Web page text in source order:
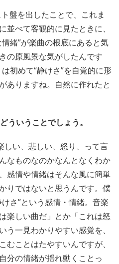
盤を出したことで、これま
並べて客観的に見たときに、
緒”が楽曲の根底にあると気
の原風景な気がしたんです
初めて“静けさ”を自覚的に形
ありますね。自然に作れたと
ういうことでしょう。
しい、悲しい、怒り、って言
なものなのかなんとなくわか
感情や情緒はそんな風に簡単
りではないと思うんです。僕
さ”という感情・情緒。音楽
楽しい曲だ」とか「これは怒
う一見わかりやすい感覚を、
むことはたやすいんですが、
分の情緒が揺れ動くことっ